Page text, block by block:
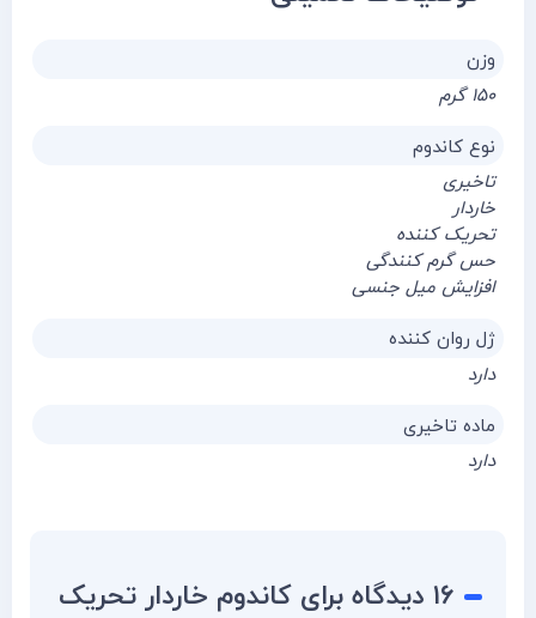
وزن
۱۵۰ گرم
نوع کاندوم
تاخیری
خاردار
تحریک کننده
حس گرم کنندگی
افزایش میل جنسی
ژل روان کننده
دارد
ماده تاخیری
دارد
۱۶ دیدگاه برای
کاندوم خاردار تحریک